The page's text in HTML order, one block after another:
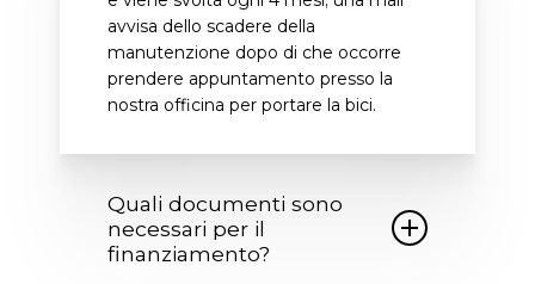
avvisa dello scadere della
manutenzione dopo di che occorre
prendere appuntamento presso la
nostra officina per portare la bici.
Quali documenti sono
necessari per il
finanziamento?